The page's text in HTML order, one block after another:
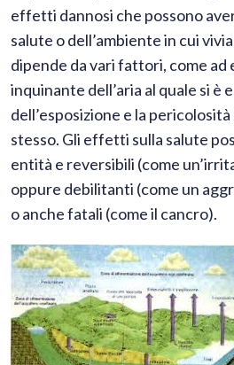
effetti dannosi che possono
salute o dell’ambiente in cui
dipende da vari fattori, come ad
inquinante dell’aria al quale si è
dell’esposizione e la
stesso. Gli effetti sulla salute
entità e reversibili (come
oppure debilitanti (come un
o anche fatali (come il cancro).